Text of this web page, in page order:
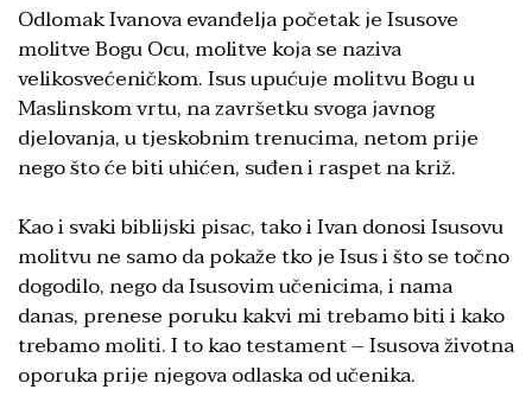
Odlomak Ivanova evanđelja početak je Isusove
molitve Bogu Ocu, molitve koja se naziva
velikosvećeničkom. Isus upućuje molitvu Bogu u
Maslinskom vrtu, na završetku svoga javnog
djelovanja, u tjeskobnim trenucima, netom prije
nego što će biti uhićen, suđen i raspet na križ.
Kao i svaki biblijski pisac, tako i Ivan donosi Isusovu
molitvu ne samo da pokaže tko je Isus i što se točno
dogodilo, nego da Isusovim učenicima, i nama
danas, prenese poruku kakvi mi trebamo biti i kako
trebamo moliti. I to kao testament – Isusova životna
oporuka prije njegova odlaska od učenika.